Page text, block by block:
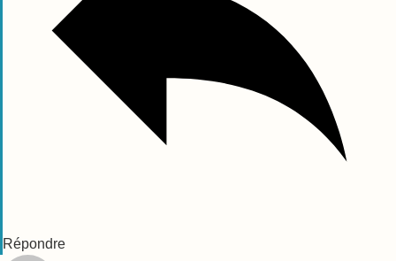
Répondre